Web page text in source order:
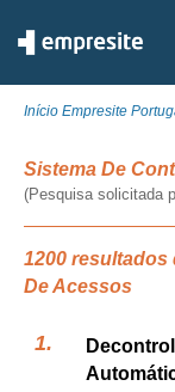
Início Empresite
Sistema De
(Pesquisa solicitada
1200 resultados
De Acessos